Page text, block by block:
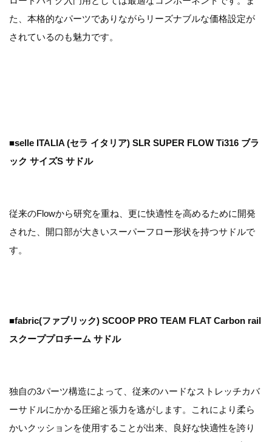
た、本格的なパーツでありながらリーズナブルな価格設定が
されているのも魅力です。
■selle ITALIA (セラ イタリア) SLR SUPER FLOW Ti316 ブラ
ック サイズS サドル
従来のFlowから研究を重ね、更に快適性を高めるために開発
された、開口部が大きいスーパーフロー形状を持つサドルで
す。
■fabric(ファブリック) SCOOP PRO TEAM FLAT Carbon rail
スクーププロチーム サドル
独自の3パーツ構造によって、従来のハードなストレッチカバ
ーサドルにかかる圧縮と張力を逃がします。これにより柔ら
かいクッションを使用することが出来、良好な快適性を誇り